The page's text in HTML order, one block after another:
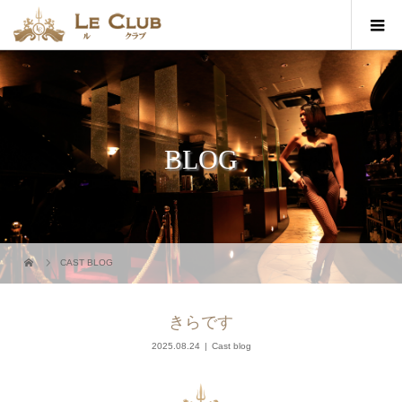
BLOG
CAST BLOG
きらです
2025.08.24 Cast blog